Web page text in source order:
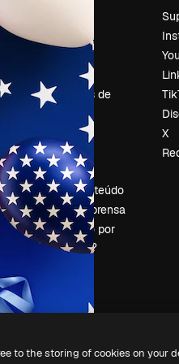
Sobre nós
Emprego
Tendências de
pesquisa
Eventos
Slidesgo
Vender conteúdo
Sala de imprensa
Procurando por
magnific.ai?
X
to the storing of cookies on your